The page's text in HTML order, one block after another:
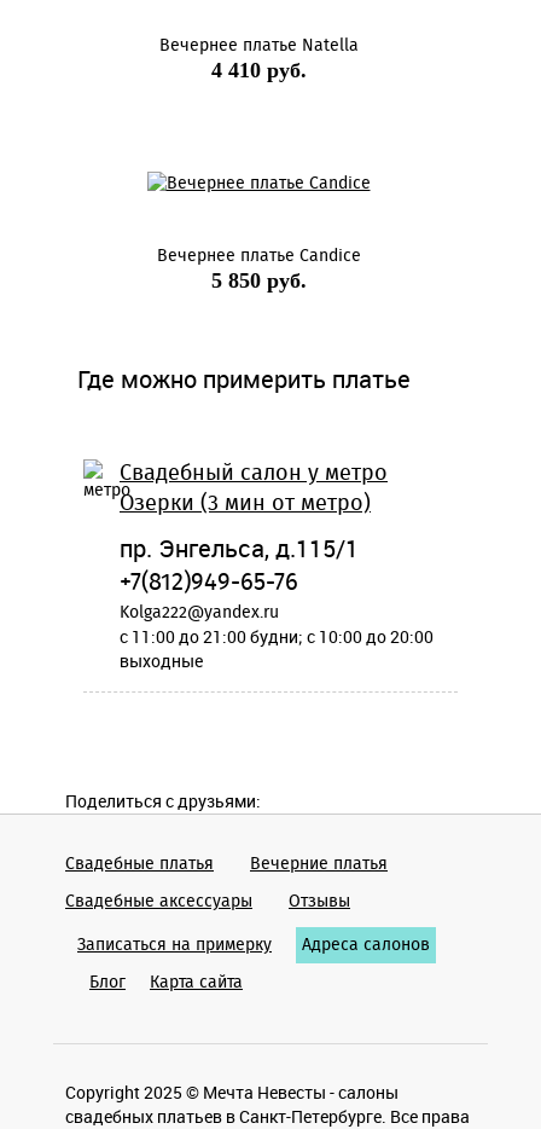
Вечернее платье Natella
4 410 руб.
Вечернее платье Candice
5 850 руб.
Где можно примерить платье
Свадебный салон у метро
Озерки (3 мин от метро)
пр. Энгельса, д.115/1
+7(812)949-65-76
Kolga222@yandex.ru
c 11:00 до 21:00 будни; c 10:00 до 20:00
выходные
Поделиться с друзьями:
Свадебные платья Вечерние платья
Cвадебные аксессуары Отзывы
Записаться на примерку Адреса салонов
Блог Карта сайта
Copyright 2025 © Мечта Невесты - салоны
свадебных платьев в Санкт-Петербурге. Все права